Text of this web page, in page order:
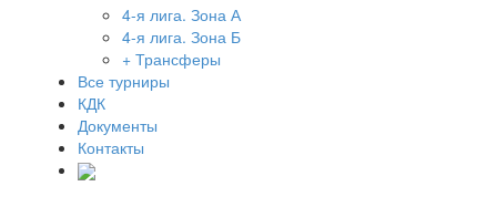
4-я лига. Зона А
4-я лига. Зона Б
+ Трансферы
Все турниры
КДК
Документы
Контакты